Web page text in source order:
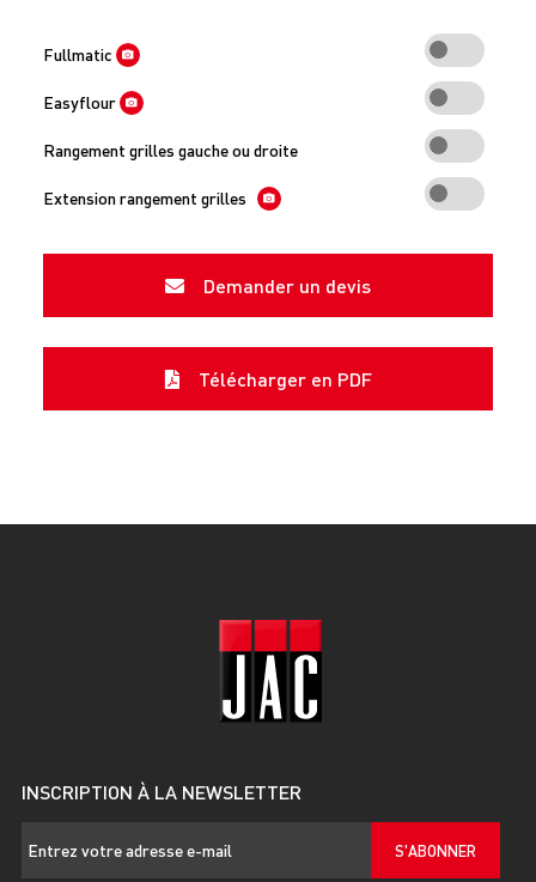
Fullmatic
Easyflour
Rangement grilles gauche ou droite
Extension rangement grilles
Demander un devis
Télécharger en PDF
INSCRIPTION À LA NEWSLETTER
S'ABONNER